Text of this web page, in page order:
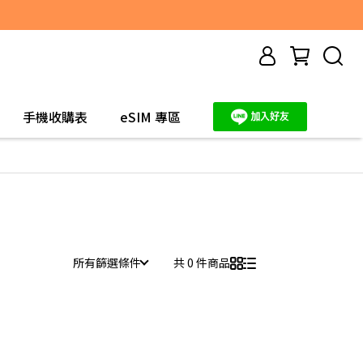
手機收購表 eSIM 專區
所有篩選條件 共 0 件商品